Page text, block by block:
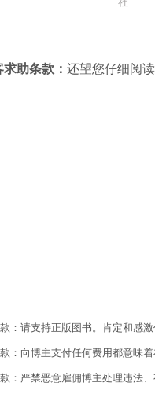
助条款： 还望您仔细阅
：请支持正版图书。肯定和感激
：向博主支付任何费用都意味
：严禁恶意雇佣博主处理违法